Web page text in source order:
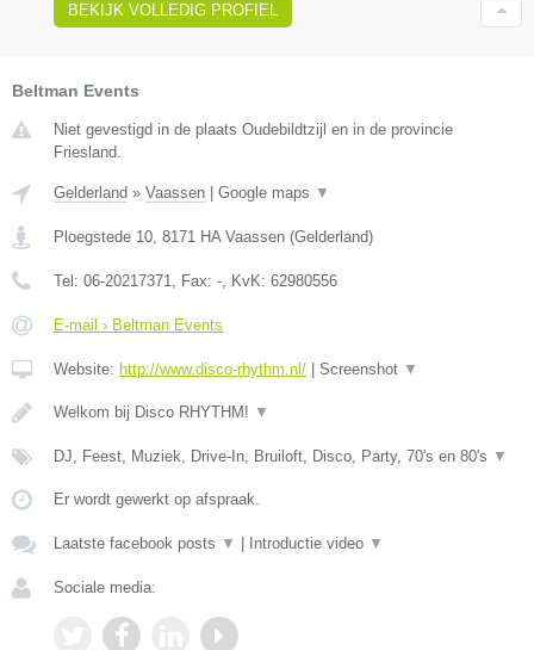
BEKIJK VOLLEDIG PROFIEL
Beltman Events
Niet gevestigd in de plaats Oudebildtzijl en in de provincie
Friesland.
Gelderland » Vaassen Google maps ▼
Ploegstede 10, 8171 HA Vaassen (Gelderland)
Tel: 06-20217371, Fax: -, KvK: 62980556
E-mail › Beltman Events
Website: http://www.disco-rhythm.nl/ Screenshot ▼
Welkom bij Disco RHYTHM! ▼
DJ, Feest, Muziek, Drive-In, Bruiloft, Disco, Party, 70's en 80's ▼
Er wordt gewerkt op afspraak.
Laatste facebook posts ▼ Introductie video ▼
Sociale media: